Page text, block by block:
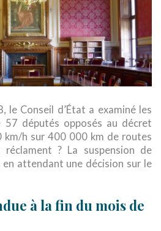
le Conseil d’État a examiné les
députés opposés au décret
h sur 400 000 km de routes
réclament ? La suspension de
en attendant une décision sur le
à la fin du mois de